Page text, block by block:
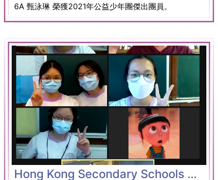
6A 甄泳琳 榮獲2021年公益少年團傑出團員。
Hong Kong Secondary Schools Debating Competition 2020-2021